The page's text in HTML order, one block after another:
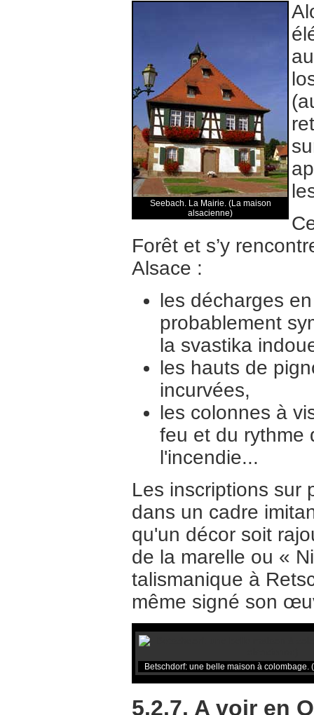
Seebach. La Mairie. (La maison
alsacienne)
Forêt et s’y
Alsace :
les décharges
probablement
la svastika
les hauts de
incurvées,
les colonnes à
feu et du rythme
l'incendie...
Les inscriptions sur
dans un cadre
qu'un décor soit
de la marelle ou «
talismanique à
même signé son
Betschdorf: une belle maison à colombage.
5.2.7. A voir en